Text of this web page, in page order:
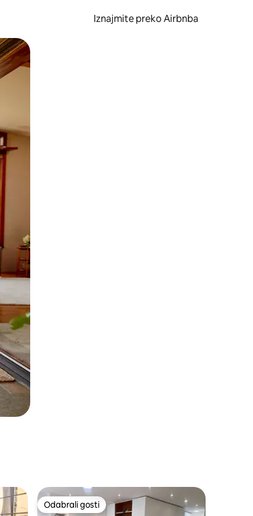
Iznajmite preko Airbnba
prstom po zaslonu.
„Odabrali gosti”
Odabrali gosti
Odabrali gosti